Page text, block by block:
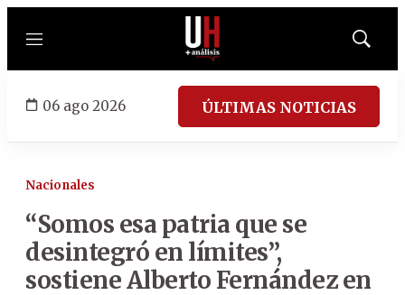
Menú
Mostrar
06 ago 2026 ÚLTIMAS NOTICIAS
Nacionales
“Somos esa patria que se
desintegró en límites”,
sostiene Alberto Fernández en